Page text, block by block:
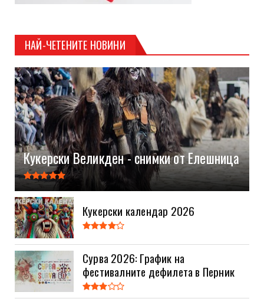
НАЙ-ЧЕТЕНИТЕ НОВИНИ
Кукерски Великден - снимки от Елешница
Кукерски календар 2026
Сурва 2026: График на
фестивалните дефилета в Перник